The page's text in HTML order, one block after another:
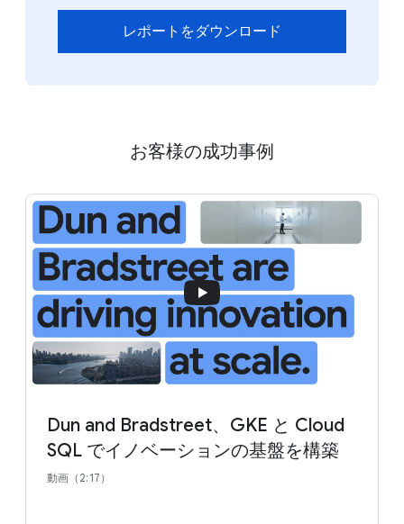
レポートをダウンロード
お客様の成功事例
Dun and Bradstreet、GKE と Cloud
SQL でイノベーションの基盤を構築
動画（2:17）